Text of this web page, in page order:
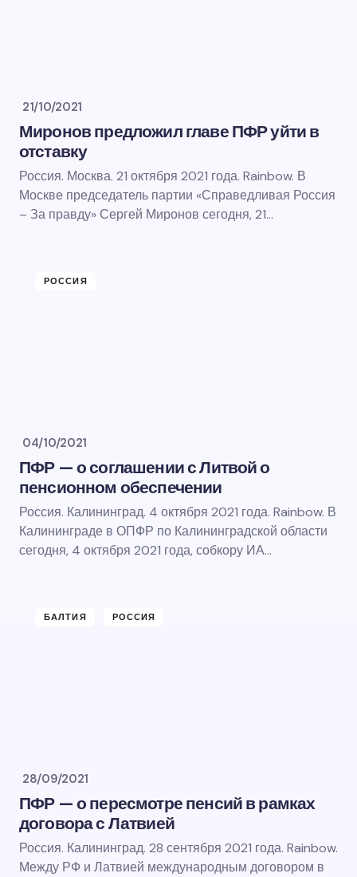
21/10/2021
Миронов предложил главе ПФР уйти в
отставку
Россия. Москва. 21 октября 2021 года. Rainbow. В
Москве председатель партии «Справедливая Россия
– За правду» Сергей Миронов сегодня, 21…
РОССИЯ
04/10/2021
ПФР — о соглашении с Литвой о
пенсионном обеспечении
Россия. Калининград. 4 октября 2021 года. Rainbow. В
Калининграде в ОПФР по Калининградской области
сегодня, 4 октября 2021 года, собкору ИА…
БАЛТИЯ РОССИЯ
28/09/2021
ПФР — о пересмотре пенсий в рамках
договора с Латвией
Россия. Калининград. 28 сентября 2021 года. Rainbow.
Между РФ и Латвией международным договором в